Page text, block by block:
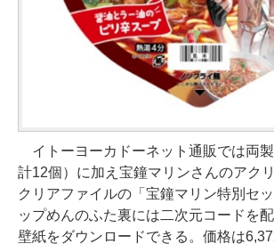
イトーヨーカドーネット通販では両
計12個）に加え宝鐘マリンさんのアク
クリアファイルの「宝鐘マリン特別セ
ップめんのふた裏には二次元コードを
壁紙をダウンロードできる。価格は